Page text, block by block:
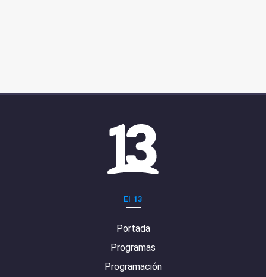
El 13
Portada
Programas
Programación